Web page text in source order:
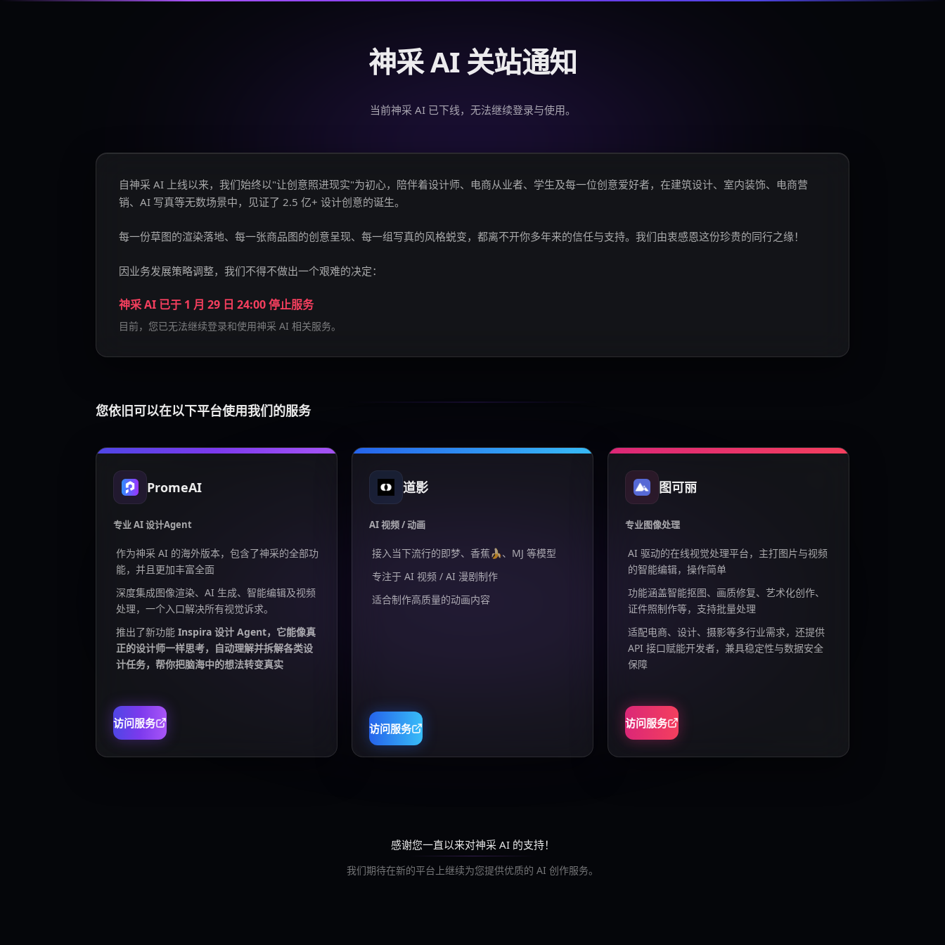
神采 AI 关站通知
当前神采 AI 已下线，无法继续登录与使用。
自神采 AI 上线以来，我们始终以"让创意照进现实"为初心，陪伴着设计师、电商从业者、学生及每一位创意爱好者，在建筑设计、室内装饰、电商营
销、AI 写真等无数场景中，见证了 2.5 亿+ 设计创意的诞生。
每一份草图的渲染落地、每一张商品图的创意呈现、每一组写真的风格蜕变，都离不开你多年来的信任与支持。我们由衷感恩这份珍贵的同行之缘！
因业务发展策略调整，我们不得不做出一个艰难的决定：
神采 AI 已于 1 月 29 日 24:00 停止服务
目前，您已无法继续登录和使用神采 AI 相关服务。
您依旧可以在以下平台使用我们的服务
PromeAI
专业 AI 设计Agent
作为神采 AI 的海外版本，包含了神采的全部功
能，并且更加丰富全面
深度集成图像渲染、AI 生成、智能编辑及视频
处理，一个入口解决所有视觉诉求。
推出了新功能 Inspira 设计 Agent，它能像真
正的设计师一样思考，自动理解并拆解各类设
计任务，帮你把脑海中的想法转变真实
访问服务
道影
AI 视频 / 动画
接入当下流行的即梦、香蕉🍌、MJ 等模型
专注于 AI 视频 / AI 漫剧制作
适合制作高质量的动画内容
访问服务
图可丽
专业图像处理
AI 驱动的在线视觉处理平台，主打图片与视频
的智能编辑，操作简单
功能涵盖智能抠图、画质修复、艺术化创作、
证件照制作等，支持批量处理
适配电商、设计、摄影等多行业需求，还提供
API 接口赋能开发者，兼具稳定性与数据安全
保障
访问服务
感谢您一直以来对神采 AI 的支持！
我们期待在新的平台上继续为您提供优质的 AI 创作服务。